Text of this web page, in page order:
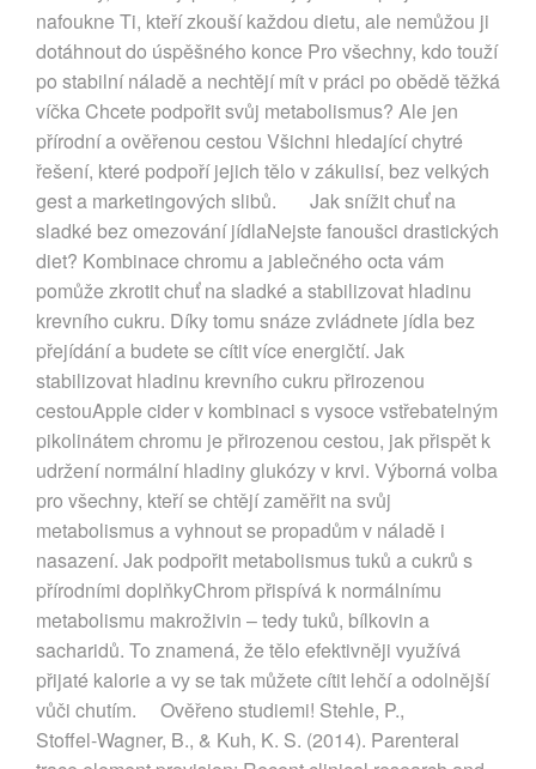
nafoukne Ti, kteří zkouší každou dietu, ale nemůžou ji
dotáhnout do úspěšného konce Pro všechny, kdo touží
po stabilní náladě a nechtějí mít v práci po obědě těžká
víčka Chcete podpořit svůj metabolismus? Ale jen
přírodní a ověřenou cestou Všichni hledající chytré
řešení, které podpoří jejich tělo v zákulisí, bez velkých
gest a marketingových slibů. Jak snížit chuť na
sladké bez omezování jídlaNejste fanoušci drastických
diet? Kombinace chromu a jablečného octa vám
pomůže zkrotit chuť na sladké a stabilizovat hladinu
krevního cukru. Díky tomu snáze zvládnete jídla bez
přejídání a budete se cítit více energičtí. Jak
stabilizovat hladinu krevního cukru přirozenou
cestouApple cider v kombinaci s vysoce vstřebatelným
pikolinátem chromu je přirozenou cestou, jak přispět k
udržení normální hladiny glukózy v krvi. Výborná volba
pro všechny, kteří se chtějí zaměřit na svůj
metabolismus a vyhnout se propadům v náladě i
nasazení. Jak podpořit metabolismus tuků a cukrů s
přírodními doplňkyChrom přispívá k normálnímu
metabolismu makroživin – tedy tuků, bílkovin a
sacharidů. To znamená, že tělo efektivněji využívá
přijaté kalorie a vy se tak můžete cítit lehčí a odolnější
vůči chutím. Ověřeno studiemi! Stehle, P.,
Stoffel‑Wagner, B., & Kuh, K. S. (2014). Parenteral